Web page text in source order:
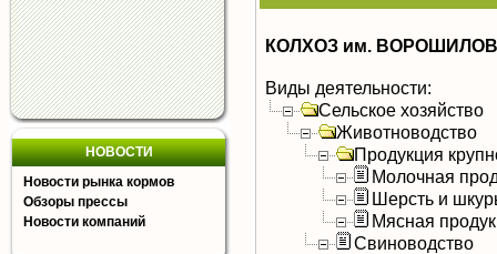
НОВОСТИ
Новости рынка кормов
Обзоры прессы
Новости компаний
КОЛХОЗ им.
Виды деятельности:
Сельское хозяйство
Животноводство
Продукция
Молочная
Шерсть и
Мясная
Свиноводство